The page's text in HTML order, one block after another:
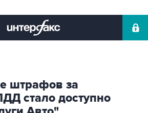
штрафов за
стало доступно